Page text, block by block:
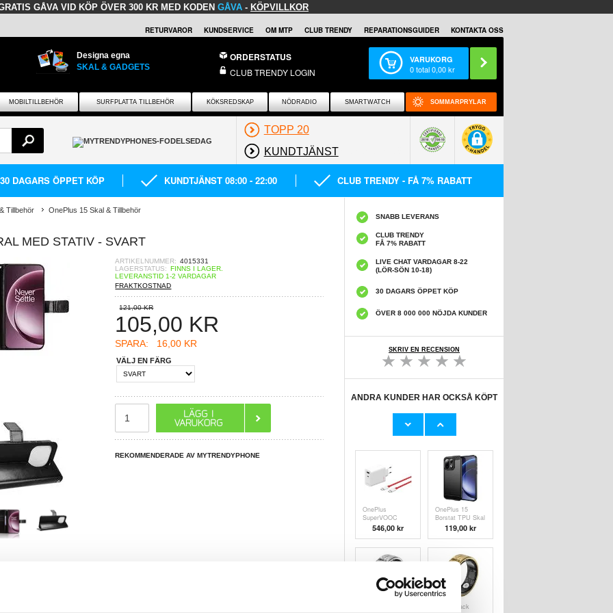
GÅVA VID KÖP ÖVER 300 KR MED KODEN GÅVA - KÖPVILLKOR
RETURVAROR KUNDSERVICE OM MTP CLUB TRENDY REPARATIONSGUIDER KONTAKTA OSS
Designa egna
SKAL & GADGETS
ORDERSTATUS
CLUB TRENDY LOGIN
VARUKORG
0total0,00kr
MOBILTILLBEHÖR SURFPLATTA TILLBEHÖR KÖKSREDSKAP NÖDRADIO SMARTWATCH SOMMARPRYLAR
TOPP 20
KUNDTJÄNST
30 DAGARS ÖPPET KÖP KUNDTJÄNST 08:00 - 22:00 CLUB TRENDY - FÅ 7% RABATT
Tillbehör OnePlus 15 Skal & Tillbehör
MED STATIV - SVART
ARTIKELNUMMER: 4015331
LAGERSTATUS: FINNS I LAGER.
LEVERANSTID 1-2 VARDAGAR
FRAKTKOSTNAD
121,00 KR
105,00 KR
SPARA: 16,00 KR
VÄLJ EN FÄRG
REKOMMENDERADE AV MYTRENDYPHONE
SNABB LEVERANS
CLUB TRENDY
FÅ 7% RABATT
LIVE CHAT VARDAGAR 8-22
(LÖR-SÖN 10-18)
30 DAGARS ÖPPET KÖP
ÖVER 8 000 000 NÖJDA KUNDER
SKRIV EN RECENSION
ANDRA KUNDER HAR OCKSÅ KÖPT
OnePlus 15
härdat glas - 9H -
OnePlus 15
i Härdat Glas - 2
St.
OnePlus
SuperVOOC
120W GAN-
strömadapter
med dubbla
portar - vit
546,00 kr
OnePlus 15
Borstat TPU Skal
- Kolfiber - Svart
119,00 kr
PX02 Crack